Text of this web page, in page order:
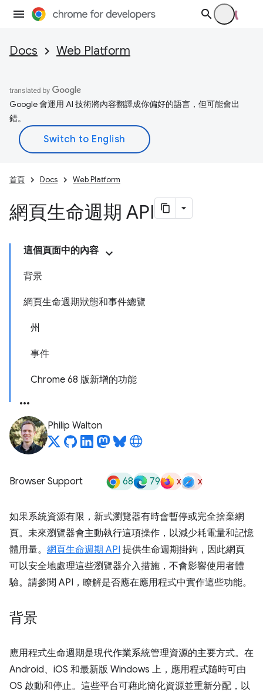
Docs Web Platform
Google 會運用 AI 技術將內容翻譯成你偏好的語言，但可能會出
錯。
首頁 Docs Web Platform
網頁生命週期 API
這個頁面中的內容
背景
網頁生命週期狀態和事件總覽
州
事件
Chrome 68 版新增的功能
Philip Walton
Browser Support 68 79 x x
如果系統資源有限，新式瀏覽器有時會暫停或完全捨棄網
頁。未來瀏覽器會主動執行這項操作，以減少耗電量和記憶
體用量。 網頁生命週期 API 提供生命週期掛鉤，因此網頁
可以安全地處理這些瀏覽器介入措施，不會影響使用者體
驗。請參閱 API，瞭解是否應在應用程式中實作這些功能。
背景
應用程式生命週期是現代作業系統管理資源的主要方式。在
Android、iOS 和最新版 Windows 上，應用程式隨時可由
OS 啟動和停止。這些平台可藉此簡化資源並重新分配，以